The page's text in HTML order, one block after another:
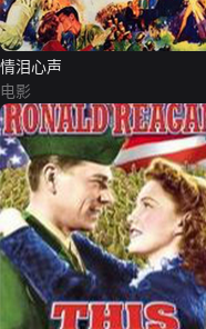
情泪心声
电影